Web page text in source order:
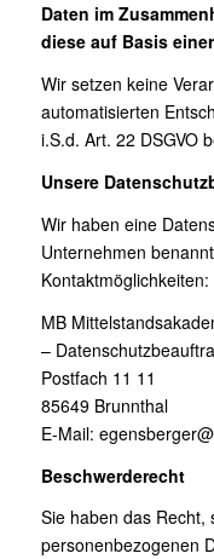
Daten im
diese auf Basis
Wir setzen keine
automatisierten
i.S.d. Art. 22 DSGVO
Unsere
Wir haben eine
Unternehmen
Kontaktmöglichkeiten:
MB
–
Postfach 11 11
85649 Brunnthal
E-Mail:
Beschwerderecht
Sie haben das Recht,
personenbezogenen